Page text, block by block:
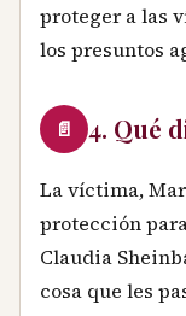
proteger a las
los presuntos
📄 4. Qué
La víctima,
protección
Claudia
cosa que les